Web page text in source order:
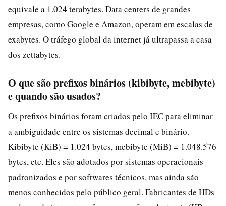
equivale a 1.024 terabytes. Data centers de grandes
empresas, como Google e Amazon, operam em escalas de
exabytes. O tráfego global da internet já ultrapassa a casa
dos zettabytes.
O que são prefixos binários (kibibyte, mebibyte)
e quando são usados?
Os prefixos binários foram criados pelo IEC para eliminar
a ambiguidade entre os sistemas decimal e binário.
Kibibyte (KiB) = 1.024 bytes, mebibyte (MiB) = 1.048.576
bytes, etc. Eles são adotados por sistemas operacionais
padronizados e por softwares técnicos, mas ainda são
menos conhecidos pelo público geral. Fabricantes de HDs